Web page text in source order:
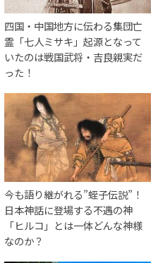
四国・中国地方に伝わる集団亡
霊「七人ミサキ」起源となって
いたのは戦国武将・吉良親実だ
った！
今も語り継がれる”蛭子伝説”！
日本神話に登場する不遇の神
「ヒルコ」とは一体どんな神様
なのか？